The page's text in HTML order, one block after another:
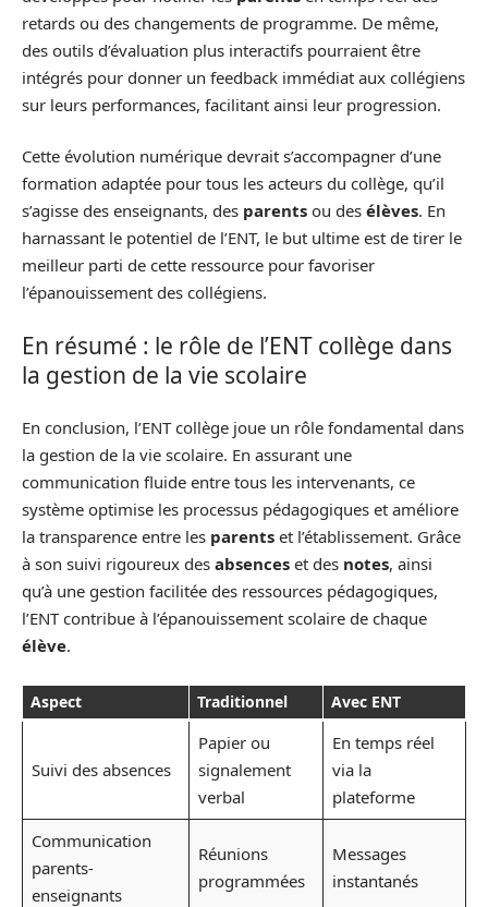
retards ou des changements de programme. De même,
des outils d’évaluation plus interactifs pourraient être
intégrés pour donner un feedback immédiat aux collégiens
sur leurs performances, facilitant ainsi leur progression.
Cette évolution numérique devrait s’accompagner d’une
formation adaptée pour tous les acteurs du collège, qu’il
s’agisse des enseignants, des parents ou des élèves. En
harnassant le potentiel de l’ENT, le but ultime est de tirer le
meilleur parti de cette ressource pour favoriser
l’épanouissement des collégiens.
En résumé : le rôle de l’ENT collège dans
la gestion de la vie scolaire
En conclusion, l’ENT collège joue un rôle fondamental dans
la gestion de la vie scolaire. En assurant une
communication fluide entre tous les intervenants, ce
système optimise les processus pédagogiques et améliore
la transparence entre les parents et l’établissement. Grâce
à son suivi rigoureux des absences et des notes, ainsi
qu’à une gestion facilitée des ressources pédagogiques,
l’ENT contribue à l’épanouissement scolaire de chaque
élève.
Aspect Traditionnel Avec ENT
Suivi des absences
Papier ou
signalement
verbal
En temps réel
via la
plateforme
Communication
parents-
enseignants
Réunions
programmées
Messages
instantanés